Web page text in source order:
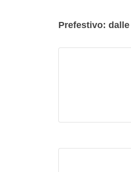
Prefestivo: dalle